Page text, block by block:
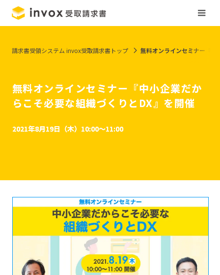
無料オンラインセミナー『中小企業だか
らこそ必要な組織づくりとDX』を開催
2021年8月19日（木）10:00～11:00
請求書受領システム invox受取請求書トップ 無料オンラインセミナー『